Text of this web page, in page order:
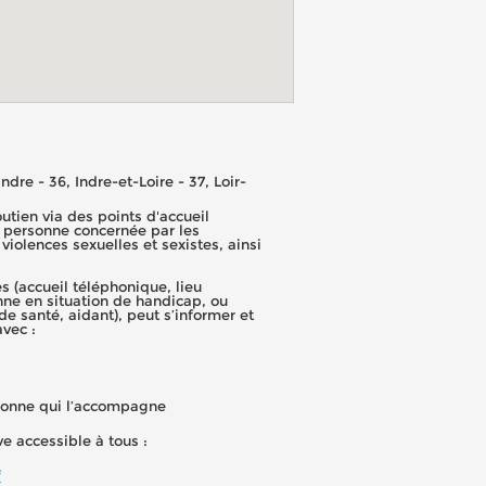
- 36, Indre-et-Loire - 37, Loir-
via des points d'accueil
concernée par les
sexuelles et sexistes, ainsi
(accueil téléphonique, lieu
en situation de handicap, ou
santé, aidant), peut s’informer et
:
qui l’accompagne
accessible à tous :